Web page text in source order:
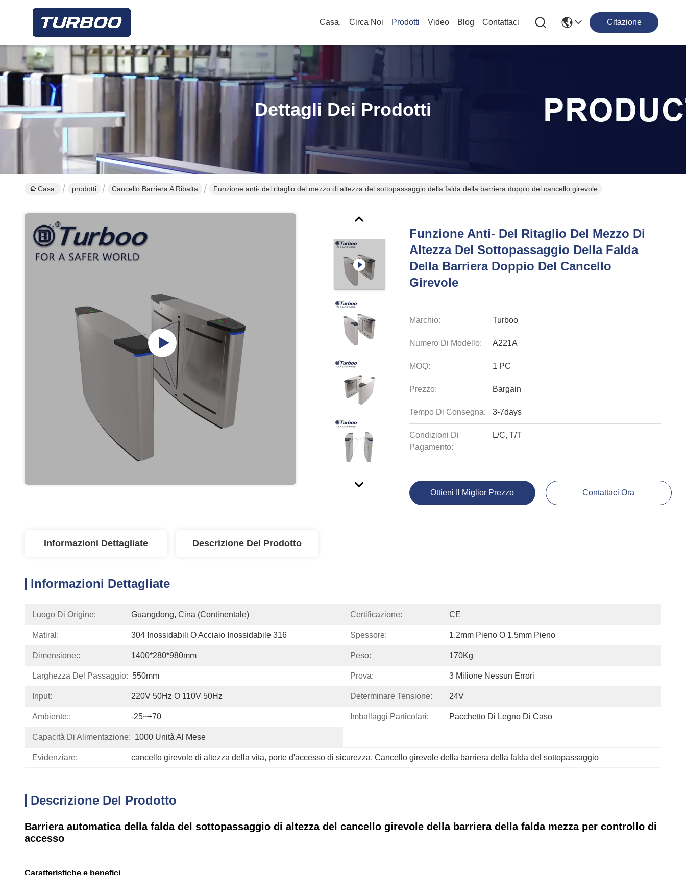
Casa. Circa Noi Prodotti Video Blog Contattaci Citazione
Dettagli Dei Prodotti
Casa. prodotti Cancello Barriera A Ribalta Funzione anti- del ritaglio del mezzo di altezza del sottopassaggio della falda della barriera doppio del cancello girevole
Funzione Anti- Del Ritaglio Del Mezzo Di
Altezza Del Sottopassaggio Della Falda
Della Barriera Doppio Del Cancello
Girevole
Marchio: Turboo
Numero Di Modello: A221A
MOQ: 1 PC
Prezzo: Bargain
Tempo Di Consegna: 3-7days
Condizioni Di
Pagamento:
L/C, T/T
Ottieni Il Miglior Prezzo Contattaci Ora
Informazioni Dettagliate Descrizione Del Prodotto
Informazioni Dettagliate
Luogo Di Origine: Guangdong, Cina (continentale) Certificazione: CE
Matiral: 304 Inossidabili O Acciaio Inossidabile 316 Spessore: 1.2mm Pieno O 1.5mm Pieno
Dimensione:: 1400*280*980mm Peso: 170Kg
Larghezza Del Passaggio: 550mm Prova: 3 Milione Nessun Errori
Input: 220V 50Hz O 110V 50Hz Determinare Tensione: 24V
Ambiente:: -25~+70 Imballaggi Particolari: Pacchetto Di Legno Di Caso
Capacità Di Alimentazione: 1000 Unità Al Mese
Evidenziare: cancello girevole di altezza della vita, porte d'accesso di sicurezza, Cancello girevole della barriera della falda del sottopassaggio
Descrizione Del Prodotto
Barriera automatica della falda del sottopassaggio di altezza del cancello girevole della barriera della falda mezza per controllo di
accesso
Caratteristiche e benefici